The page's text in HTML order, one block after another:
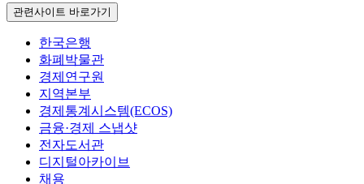
관련사이트 바로가기
한국은행
화폐박물관
경제연구원
지역본부
경제통계시스템(ECOS)
금융·경제 스냅샷
전자도서관
디지털아카이브
채용